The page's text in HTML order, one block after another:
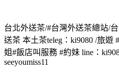
台北外送茶/#台灣外送茶總站/
送茶 本土茶teleg：ki9080 /旅遊
姐#飯店叫服務 #約妹 line：
seeyoumiss11